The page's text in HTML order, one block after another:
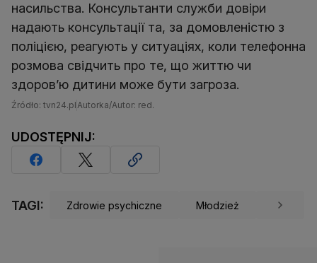
насильства. Консультанти служби довіри
надають консультації та, за домовленістю з
поліцією, реагують у ситуаціях, коли телефонна
розмова свідчить про те, що життю чи
здоров’ю дитини може бути загроза.
Źródło: tvn24.plAutorka/Autor: red.
UDOSTĘPNIJ:
TAGI: Zdrowie psychiczne Młodzież